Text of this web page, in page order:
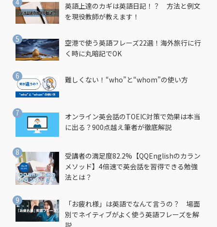
英語上達のカギは英語日記！？ 方法と例文
を現役教師が教えます！
空港で使う英語フレーズ22選！海外旅行に行
く時に丸暗記でOK
難しくない！“who”と“whom”の使い方
オンライン英会話のTOEIC対策で効果は本当
に出る？900点越え筆者が徹底解説
受講者の満足度82.2%【QQEnglishのカラン
メソッド】4倍速で英会話を習得できる勉強
法とは？
「お疲れ様」は英語でなんて言うの？ 場面
別でネイティブがよく使う英語フレーズを解
説